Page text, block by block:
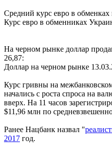
Cредний курс евро в обменках
Курс евро в обменниках
На черном рынке доллар
26,87:
Доллар на черном рынке
Курс гривны на
начались с роста спроса на
вверх. На 11 часов
$11,96 млн по
Ранее Нацбанк назвал "
2017 год.